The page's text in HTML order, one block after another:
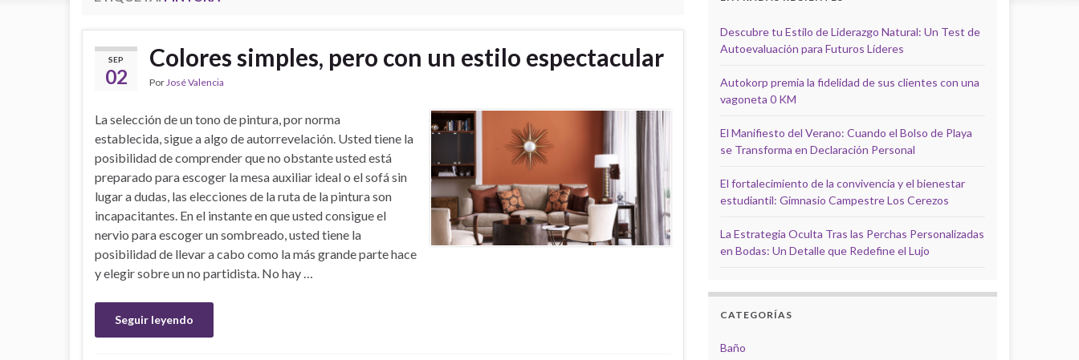
SEP
02
Colores simples, pero con un estilo espectacular
PorJosé Valencia
La selección de un tono de pintura, por norma
establecida, sigue a algo de autorrevelación. Usted tiene la
posibilidad de comprender que no obstante usted está
preparado para escoger la mesa auxiliar ideal o el sofá sin
lugar a dudas, las elecciones de la ruta de la pintura son
incapacitantes. En el instante en que usted consigue el
nervio para escoger un sombreado, usted tiene la
posibilidad de llevar a cabo como la más grande parte hace
y elegir sobre un no partidista. No hay …
Seguir leyendo
Descubre tu Estilo de Liderazgo Natural: Un Test de
Autoevaluación para Futuros Líderes
Autokorp premia la fidelidad de sus clientes con una
vagoneta 0 KM
El Manifiesto del Verano: Cuando el Bolso de Playa
se Transforma en Declaración Personal
El fortalecimiento de la convivencia y el bienestar
estudiantil: Gimnasio Campestre Los Cerezos
La Estrategia Oculta Tras las Perchas Personalizadas
en Bodas: Un Detalle que Redefine el Lujo
CATEGORÍAS
Baño